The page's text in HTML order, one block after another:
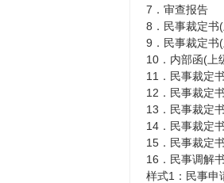
7．审查报告
8．民事裁定书
9．民事裁定书
10．内部函(上
11．民事裁定
12．民事裁定
13．民事裁定
14．民事裁定
15．民事裁定
16．民事调解
样式1：民事申